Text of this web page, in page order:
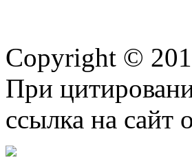
Copyright ©
При
ссылка на сайт